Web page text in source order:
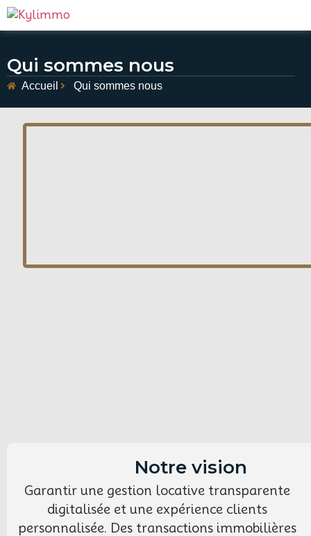
Qui sommes nous
Accueil Qui sommes nous
Notre vision
Garantir une gestion locative transparente
digitalisée et une expérience clients
personnalisée. Des transactions immobilières